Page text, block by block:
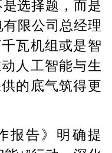
选择题，而是
限公司总经理
瓦机组或是智
人工智能与生
的底气筑得更
报告》明确提